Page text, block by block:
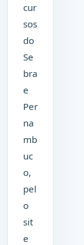
cur
sos
do
Se
bra
e
Per
na
mb
uc
o,
pel
o
sit
e